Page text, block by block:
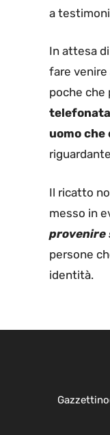
a
In attesa
fare venire
poche che
uomo che
Il ricatto
messo in
provenire
persone
identità.